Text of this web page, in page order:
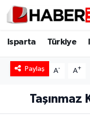
Isparta Türkiye
Paylaş A- A+
Isparta
Isparta Hakkında
ASAYİŞ
Isparta Nöbetçi
Isparta Hava
Süper Lig Puan